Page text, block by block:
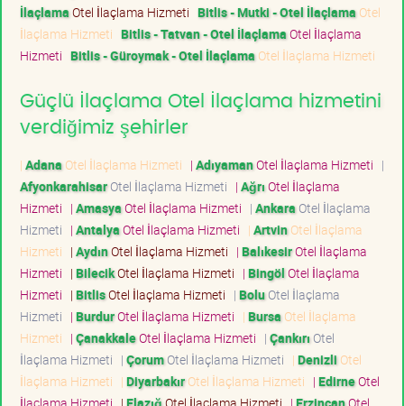
İlaçlamaOtel İlaçlama Hizmeti Bitlis - Mutki - Otel İlaçlama Otel
İlaçlama Hizmeti Bitlis - Tatvan - Otel İlaçlamaOtel İlaçlama
Hizmeti Bitlis - Güroymak - Otel İlaçlama Otel İlaçlama Hizmeti
Güçlü İlaçlama Otel İlaçlama hizmetini
verdiğimiz şehirler
| Adana Otel İlaçlama Hizmeti | AdıyamanOtel İlaçlama Hizmeti |
AfyonkarahisarOtel İlaçlama Hizmeti | AğrıOtel İlaçlama
Hizmeti | AmasyaOtel İlaçlama Hizmeti | Ankara Otel İlaçlama
Hizmeti | AntalyaOtel İlaçlama Hizmeti | ArtvinOtel İlaçlama
Hizmeti | AydınOtel İlaçlama Hizmeti | BalıkesirOtel İlaçlama
Hizmeti | BilecikOtel İlaçlama Hizmeti | BingölOtel İlaçlama
Hizmeti | BitlisOtel İlaçlama Hizmeti | BoluOtel İlaçlama
Hizmeti | BurdurOtel İlaçlama Hizmeti | Bursa Otel İlaçlama
Hizmeti | ÇanakkaleOtel İlaçlama Hizmeti | Çankırı Otel
İlaçlama Hizmeti | ÇorumOtel İlaçlama Hizmeti | Denizli Otel
İlaçlama Hizmeti | DiyarbakırOtel İlaçlama Hizmeti | EdirneOtel